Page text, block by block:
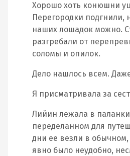
Хорошо хоть конюшни
Перегородки подгнили,
наших лошадок можно.
разгребали от
соломы и опилок.
Дело нашлось всем.
Я присматривала за
Лийин лежала в
переделанном для
дни ее везли в
явно было неудобно,